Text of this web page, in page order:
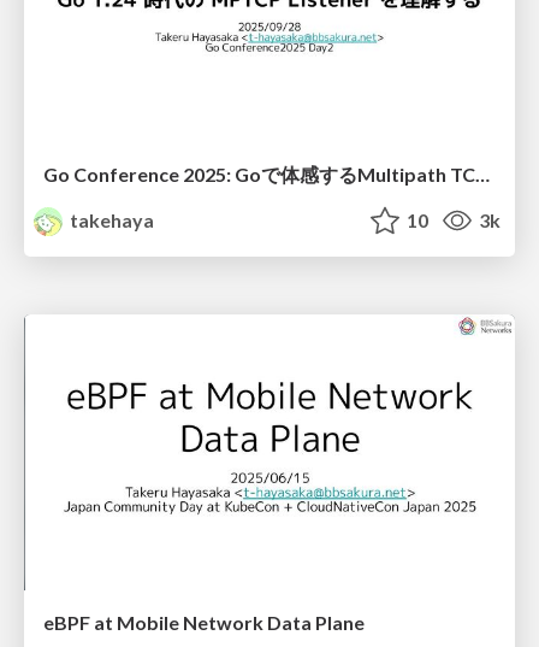
takehaya
10 3k
eBPF at Mobile Network Data Plane